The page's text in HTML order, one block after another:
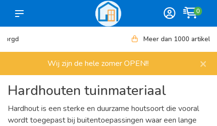
0
Meer dan 1000 artikelen
Wij zijn de hele zomer OPEN!! ×
Hardhouten tuinmateriaal
Hardhout is een sterke en duurzame houtsoort die vooral
wordt toegepast bij buitentoepassingen waar een lange